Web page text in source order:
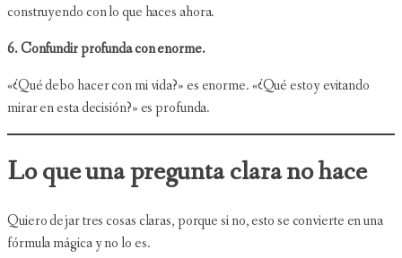
construyendo con lo que haces ahora.
6. Confundir profunda con enorme.
«¿Qué debo hacer con mi vida?» es enorme. «¿Qué estoy evitando
mirar en esta decisión?» es profunda.
Lo que una pregunta clara no hace
Quiero dejar tres cosas claras, porque si no, esto se convierte en una
fórmula mágica y no lo es.